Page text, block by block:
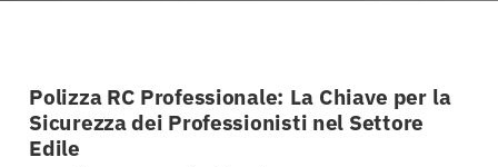
Polizza RC Professionale: La Chiave per la
Sicurezza dei Professionisti nel Settore
Edile